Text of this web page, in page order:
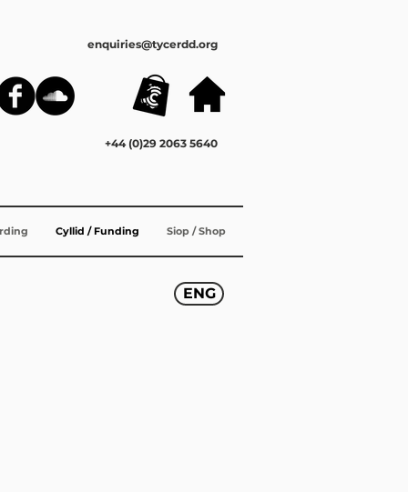
enquiries@tycerdd.org
+44 (0)29 2063 5640
Cyllid / Funding Siop / Shop
ENG